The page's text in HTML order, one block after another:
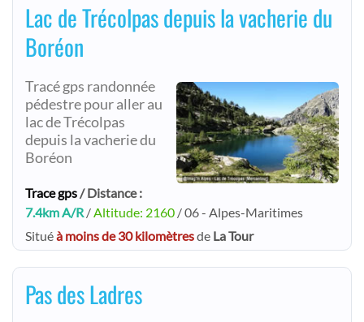
Lac de Trécolpas depuis la vacherie du
Boréon
Tracé gps randonnée
pédestre pour aller au
lac de Trécolpas
depuis la vacherie du
Boréon
Trace gps/ Distance :
7.4km A/R /Altitude: 2160 / 06 - Alpes-Maritimes
Situéà moins de 30 kilomètresde La Tour
Pas des Ladres